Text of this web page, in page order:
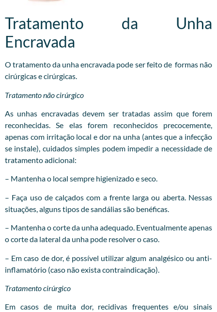
Tratamento da Unha
Encravada
O tratamento da unha encravada pode ser feito de formas não
cirúrgicas e cirúrgicas.
Tratamento não cirúrgico
As unhas encravadas devem ser tratadas assim que forem
reconhecidas. Se elas forem reconhecidos precocemente,
apenas com irritação local e dor na unha (antes que a infecção
se instale), cuidados simples podem impedir a necessidade de
tratamento adicional:
– Mantenha o local sempre higienizado e seco.
– Faça uso de calçados com a frente larga ou aberta. Nessas
situações, alguns tipos de sandálias são benéficas.
– Mantenha o corte da unha adequado. Eventualmente apenas
o corte da lateral da unha pode resolver o caso.
– Em caso de dor, é possível utilizar algum analgésico ou anti-
inflamatório (caso não exista contraindicação).
Tratamento cirúrgico
Em casos de muita dor, recidivas frequentes e/ou sinais